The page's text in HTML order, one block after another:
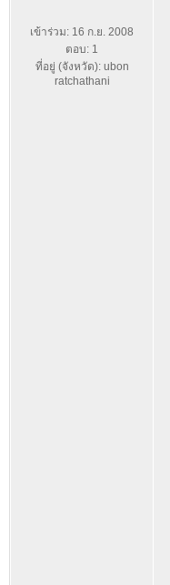
เข้าร่วม: 16 ก.ย. 2008
ตอบ: 1
ที่อยู่ (จังหวัด): ubon
ratchathani